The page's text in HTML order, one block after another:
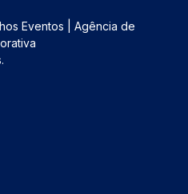
Eventos | Agência de